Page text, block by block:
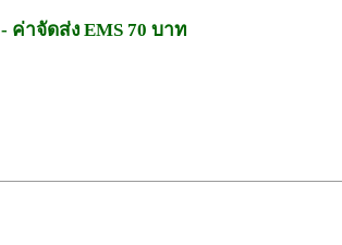
- ค่าจัดส่ง EMS 70 บาท